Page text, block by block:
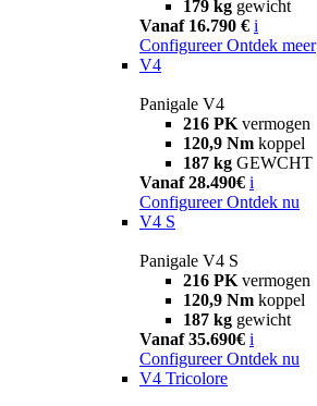
179 kg gewicht
Vanaf 16.790 € i
Configureer Ontdek meer
V4
Panigale V4
216 PK vermogen
120,9 Nm koppel
187 kg GEWCHT
Vanaf 28.490€ i
Configureer Ontdek nu
V4 S
Panigale V4 S
216 PK vermogen
120,9 Nm koppel
187 kg gewicht
Vanaf 35.690€ i
Configureer Ontdek nu
V4 Tricolore